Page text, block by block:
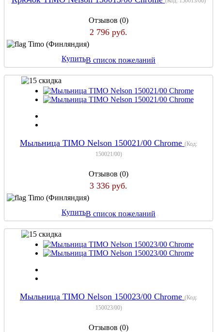
Отзывов (0)
2 796 руб.
Timo (Финляндия)
КупитьВ список пожеланий
Мыльница TIMO Nelson 150021/00 Chrome (Код:
150021/00)
Отзывов (0)
3 336 руб.
Timo (Финляндия)
КупитьВ список пожеланий
Мыльница TIMO Nelson 150023/00 Chrome (Код:
150023/00)
Отзывов (0)